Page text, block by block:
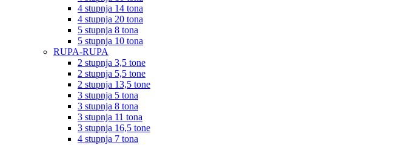
4 stupnja 14 tona
4 stupnja 20 tona
5 stupnja 8 tona
5 stupnja 10 tona
RUPA-RUPA
2 stupnja 3,5 tone
2 stupnja 5,5 tone
2 stupnja 13,5 tone
3 stupnja 5 tona
3 stupnja 8 tona
3 stupnja 11 tona
3 stupnja 16,5 tone
4 stupnja 7 tona